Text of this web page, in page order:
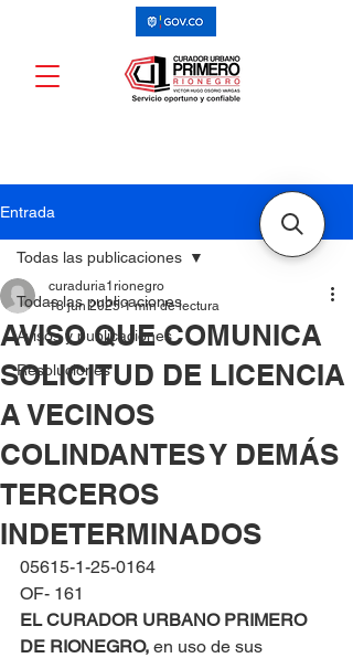
Entrada
Todas las publicaciones
Avisos y publicaciones
Resoluciones
Todas las publicaciones
AVISO QUE COMUNICA
SOLICITUD DE LICENCIA
A VECINOS
COLINDANTES Y DEMÁS
TERCEROS
INDETERMINADOS
curaduria1rionegro
18 jun 2025 1 min de lectura
05615-1-25-0164
OF- 161
EL CURADOR URBANO PRIMERO
DE RIONEGRO, en uso de sus